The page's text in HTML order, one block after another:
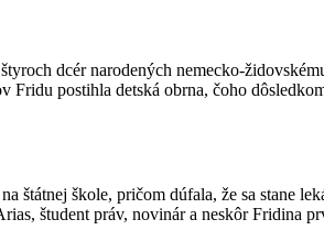
dcér narodených nemecko-
postihla detská obrna, čoho
štátnej škole, pričom dúfala, že sa stane
študent práv, novinár a neskôr Fridina